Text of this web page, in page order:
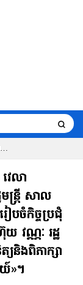
សួង
យ
េលា
ន្រ្តី សាល
បចំកិច្ចប្រជុំ
វណ្ណៈ រដ្ឋ
យនិងពិភាក្សា
»។